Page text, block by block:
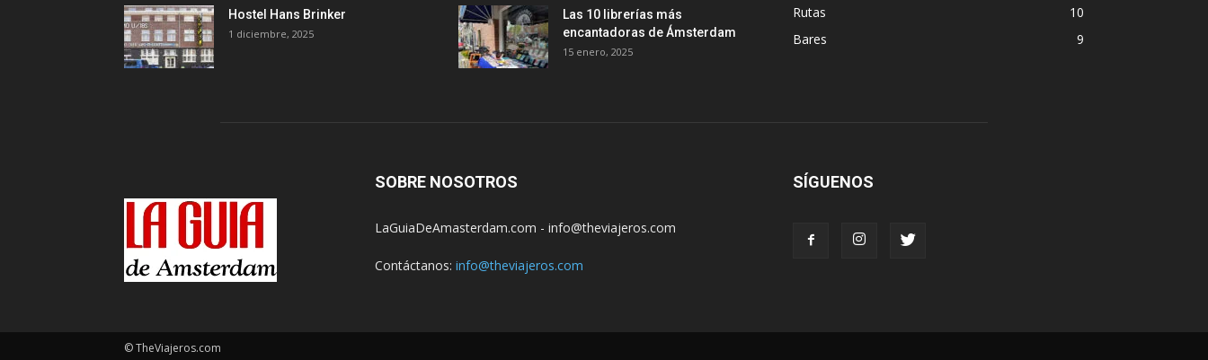
Hostel Hans Brinker
1 diciembre, 2025
Las 10 librerías más
encantadoras de Ámsterdam
15 enero, 2025
Rutas
10
Bares
9
SOBRE NOSOTROS
LaGuiaDeAmasterdam.com - info@theviajeros.com
Contáctanos: info@theviajeros.com
SÍGUENOS
© TheViajeros.com